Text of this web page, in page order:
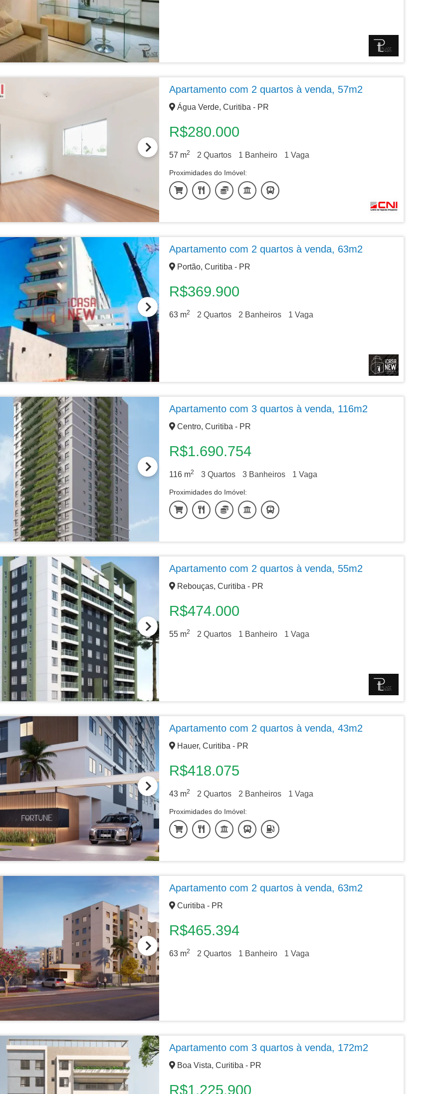
Apartamento com 2 quartos à venda, 57m2
Água Verde, Curitiba - PR
R$280.000
57 m2 2 Quartos 1 Banheiro 1 Vaga
Proximidades do Imóvel:
Apartamento com 2 quartos à venda, 63m2
Portão, Curitiba - PR
R$369.900
63 m2 2 Quartos 2 Banheiros 1 Vaga
Apartamento com 3 quartos à venda, 116m2
Centro, Curitiba - PR
R$1.690.754
116 m2 3 Quartos 3 Banheiros 1 Vaga
Proximidades do Imóvel:
Apartamento com 2 quartos à venda, 55m2
Rebouças, Curitiba - PR
R$474.000
55 m2 2 Quartos 1 Banheiro 1 Vaga
Apartamento com 2 quartos à venda, 43m2
Hauer, Curitiba - PR
R$418.075
43 m2 2 Quartos 2 Banheiros 1 Vaga
Proximidades do Imóvel:
Apartamento com 2 quartos à venda, 63m2
Curitiba - PR
R$465.394
63 m2 2 Quartos 1 Banheiro 1 Vaga
Apartamento com 3 quartos à venda, 172m2
Boa Vista, Curitiba - PR
R$1.225.900